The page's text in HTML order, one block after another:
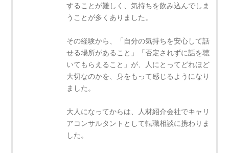
することが難しく、気持ちを飲み込んでしま
うことが多くありました。
その経験から、「自分の気持ちを安心して話
せる場所があること」「否定されずに話を聴
いてもらえること」が、人にとってどれほど
大切なのかを、身をもって感じるようになり
ました。
大人になってからは、人材紹介会社でキャリ
アコンサルタントとして転職相談に携わりま
した。